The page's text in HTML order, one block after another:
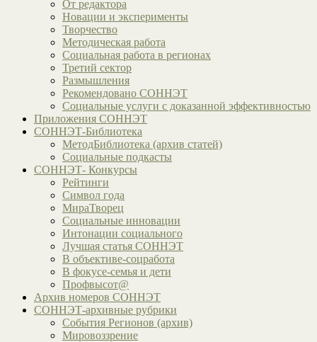
От редактора
Новации и эксперименты
Творчество
Методическая работа
Социальная работа в регионах
Третий сектор
Размышления
Рекомендовано СОННЭТ
Социальные услуги с доказанной эффективностью
Приложения СОННЭТ
СОННЭТ-Библиотека
МетодБиблиотека (архив статей)
Социальные подкасты
СОННЭТ- Конкурсы
Рейтинги
Символ года
МираТворец
Социальные инновации
Интонации социального
Лучшая статья СОННЭТ
В объективе-соцработа
В фокусе-семья и дети
Профвысот@
Архив номеров СОННЭТ
СОННЭТ-архивные рубрики
События Регионов (архив)
Мировоззрение